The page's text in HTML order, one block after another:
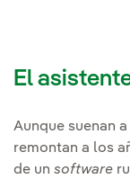
El
Aunque suenan
remontan a los
de un software